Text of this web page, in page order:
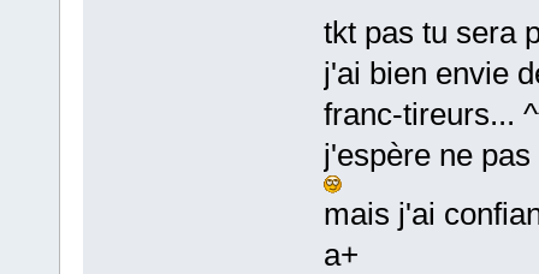
tkt pas tu sera
j'ai bien envie
franc-tireurs...
j'espère ne
mais j'ai
a+